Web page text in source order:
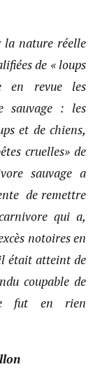
la nature réelle
de « loups
en revue les
sauvage : les
et de chiens,
cruelles» de
sauvage a
de remettre
qui a,
notoires en
était atteint de
coupable de
fut en rien